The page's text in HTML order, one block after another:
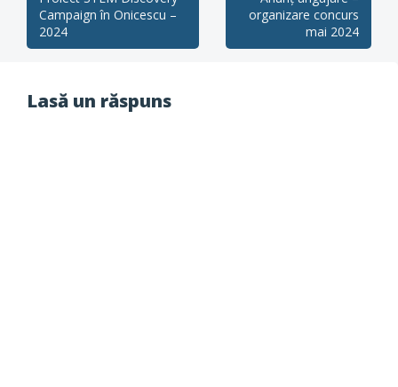
navigation
Campaign în Onicescu –
2024
organizare concurs
mai 2024
Lasă un răspuns